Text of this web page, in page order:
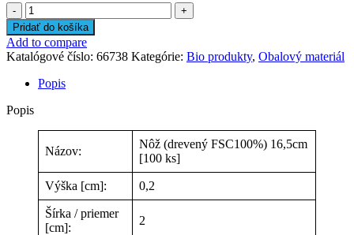
množstvo
Nôž
(drevený
FSC100%)
16,5cm
[100
ks]
Pridať do košíka
Add to compare
Katalógové číslo: 66738 Kategórie: Bio produkty, Obalový materiál
Popis
Popis
Názov:
Nôž (drevený FSC100%) 16,5cm
[100 ks]
Výška [cm]: 0,2
Šírka / priemer
[cm]:
2